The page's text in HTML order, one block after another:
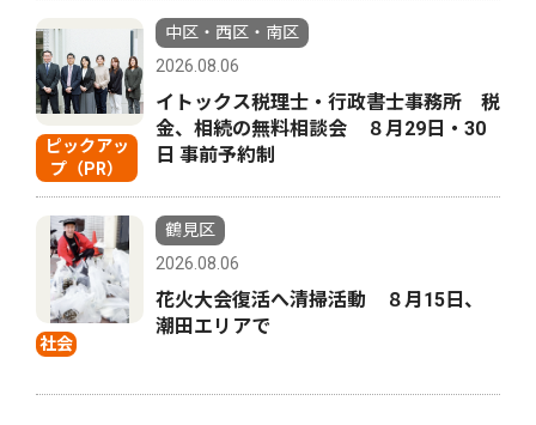
ピックアッ
プ（PR）
中区・西区・南区
2026.08.06
イトックス税理士・行政書士事務所 税
金、相続の無料相談会 ８月29日・30
日 事前予約制
社会
鶴見区
2026.08.06
花火大会復活へ清掃活動 ８月15日、
潮田エリアで